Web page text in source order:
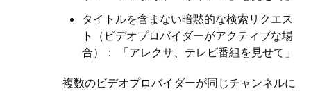
タイトルを含まない暗黙的な検索リクエス
ト（ビデオプロバイダーがアクティブな場
合）： 「アレクサ、テレビ番組を見せて」
複数のビデオプロバイダーが同じチャンネルに